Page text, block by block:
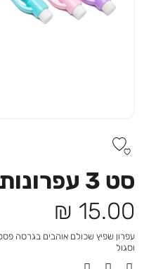
סט 3 עפרונות מכניים פסטל
מחיר
מוצר
15.00 ₪
עפרון שפיץ שכולם אוהבים בגרסה
וסגול